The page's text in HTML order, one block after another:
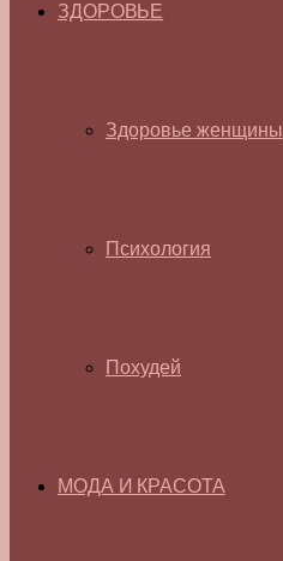
ЗДОРОВЬЕ
Здоровье женщины
Психология
Похудей
МОДА И КРАСОТА